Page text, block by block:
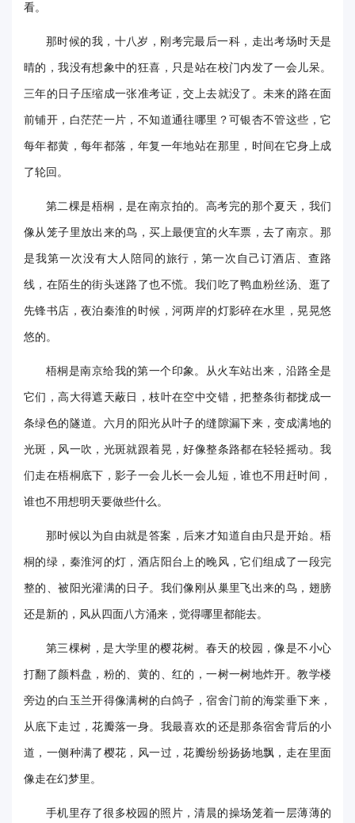
看。
那时候的我，十八岁，刚考完最后一科，走出考场时天是
晴的，我没有想象中的狂喜，只是站在校门内发了一会儿呆。
三年的日子压缩成一张准考证，交上去就没了。未来的路在面
前铺开，白茫茫一片，不知道通往哪里？可银杏不管这些，它
每年都黄，每年都落，年复一年地站在那里，时间在它身上成
了轮回。
第二棵是梧桐，是在南京拍的。高考完的那个夏天，我们
像从笼子里放出来的鸟，买上最便宜的火车票，去了南京。那
是我第一次没有大人陪同的旅行，第一次自己订酒店、查路
线，在陌生的街头迷路了也不慌。我们吃了鸭血粉丝汤、逛了
先锋书店，夜泊秦淮的时候，河两岸的灯影碎在水里，晃晃悠
悠的。
梧桐是南京给我的第一个印象。从火车站出来，沿路全是
它们，高大得遮天蔽日，枝叶在空中交错，把整条街都拢成一
条绿色的隧道。六月的阳光从叶子的缝隙漏下来，变成满地的
光斑，风一吹，光斑就跟着晃，好像整条路都在轻轻摇动。我
们走在梧桐底下，影子一会儿长一会儿短，谁也不用赶时间，
谁也不用想明天要做些什么。
那时候以为自由就是答案，后来才知道自由只是开始。梧
桐的绿，秦淮河的灯，酒店阳台上的晚风，它们组成了一段完
整的、被阳光灌满的日子。我们像刚从巢里飞出来的鸟，翅膀
还是新的，风从四面八方涌来，觉得哪里都能去。
第三棵树，是大学里的樱花树。春天的校园，像是不小心
打翻了颜料盘，粉的、黄的、红的，一树一树地炸开。教学楼
旁边的白玉兰开得像满树的白鸽子，宿舍门前的海棠垂下来，
从底下走过，花瓣落一身。我最喜欢的还是那条宿舍背后的小
道，一侧种满了樱花，风一过，花瓣纷纷扬扬地飘，走在里面
像走在幻梦里。
手机里存了很多校园的照片，清晨的操场笼着一层薄薄的